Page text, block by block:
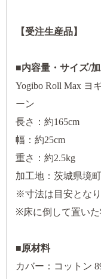
【受注生産品】
■内容量・サイズ/
Yogibo Roll Max ヨ
ーン
長さ：約165cm
幅：約25cm
重さ：約2.5kg
加工地：茨城県境町
※寸法は目安とな
※床に倒して置いた
■原材料
カバー：コットン